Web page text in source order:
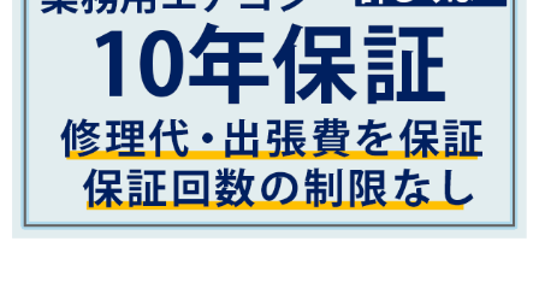
CS-252DJ
CS-252DFL CS-
252DGX
CS-252DEX CS-251DAX
CS-252DX CS-252DLX